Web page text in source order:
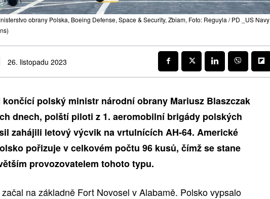
obrany Polska, Boeing Defense, Space & Security, Zbiam, Foto: Reguyla / PD _US Navy
26. listopadu 2023
končící polský ministr národní obrany Mariusz Blaszczak
dnech, polští piloti z 1. aeromobilní brigády polských
zahájili letový výcvik na vrtulnících AH-64. Americké
pořizuje v celkovém počtu 96 kusů, čímž se stane
provozovatelem tohoto typu.
na základně Fort Novosel v Alabamě. Polsko vypsalo